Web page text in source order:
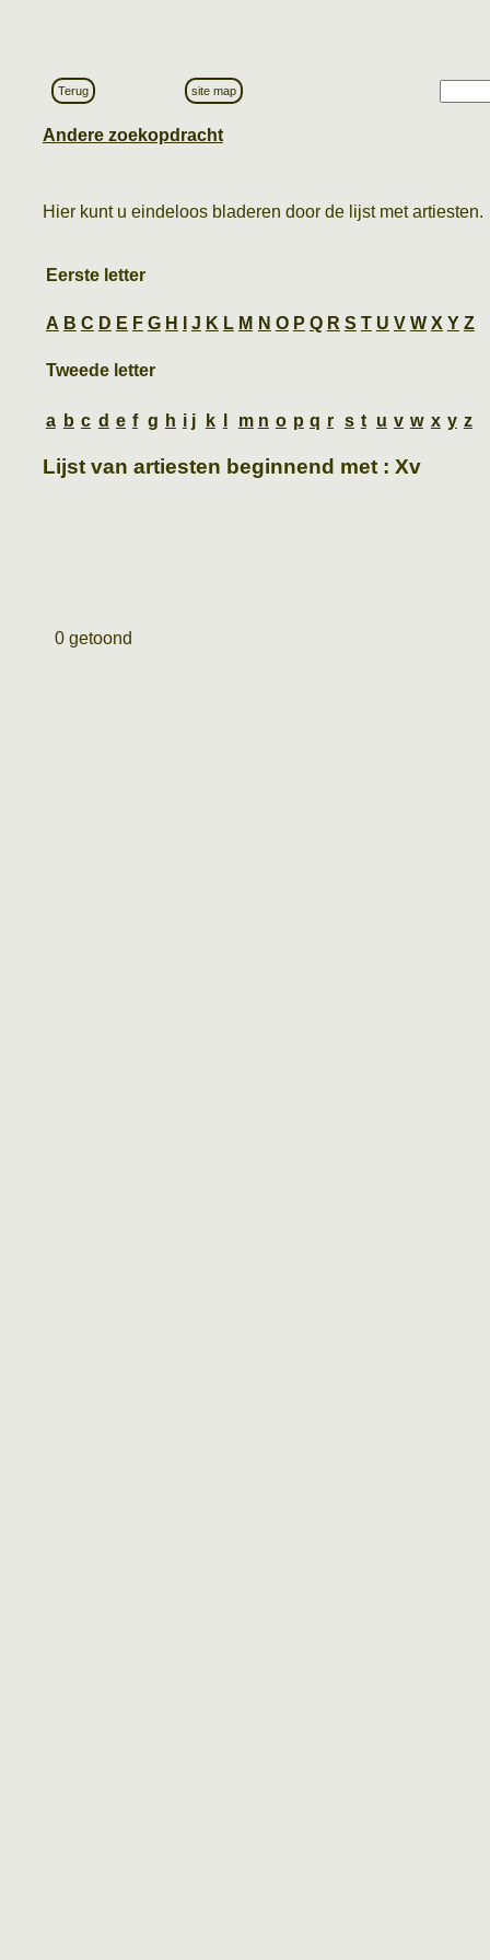
Terug site map
Andere zoekopdracht
Hier kunt u eindeloos bladeren door de lijst met artiesten.
Eerste letter
A B C D E F G H J K L M N O P Q R S T U V W X Y Z
Tweede letter
a b c d e f g h i j k m n o p q r s t u v w x y z
Lijst van artiesten beginnend met : Xv
0 getoond